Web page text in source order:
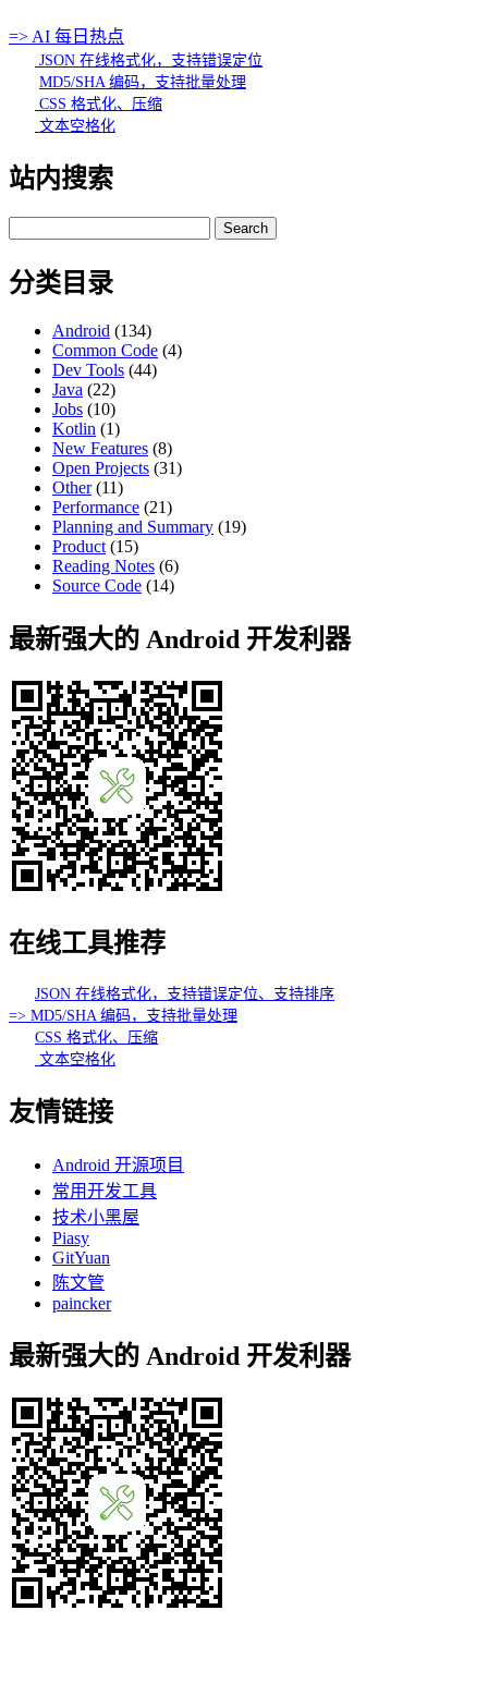
=> AI 每日热点
JSON 在线格式化，支持错误定位
MD5/SHA 编码，支持批量处理
CSS 格式化、压缩
文本空格化
站内搜索
for:
分类目录
Android (134)
Common Code (4)
Dev Tools (44)
Java (22)
Jobs (10)
Kotlin (1)
New Features (8)
Open Projects (31)
Other(11)
Performance (21)
Planning and Summary (19)
Product (15)
Reading Notes (6)
Source Code (14)
最新强大的 Android 开发利器
在线工具推荐
JSON 在线格式化，支持错误定位、支持排序
=> MD5/SHA 编码，支持批量处理
CSS 格式化、压缩
文本空格化
友情链接
Android 开源项目
常用开发工具
技术小黑屋
Piasy
GitYuan
陈文管
paincker
最新强大的 Android 开发利器